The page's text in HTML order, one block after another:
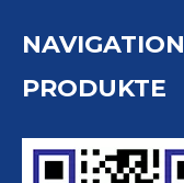
NAVIGATION
PRODUKTE